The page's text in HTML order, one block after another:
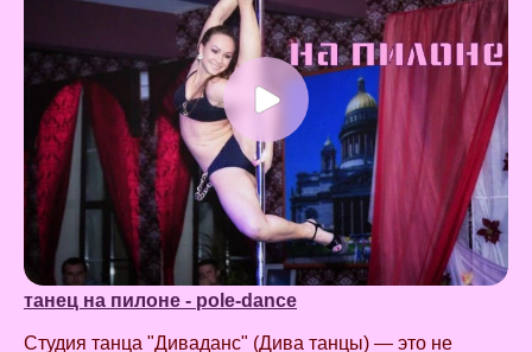
танец на пилоне - pole-dance
Студия танца "Диваданс" (Дива танцы) — это не